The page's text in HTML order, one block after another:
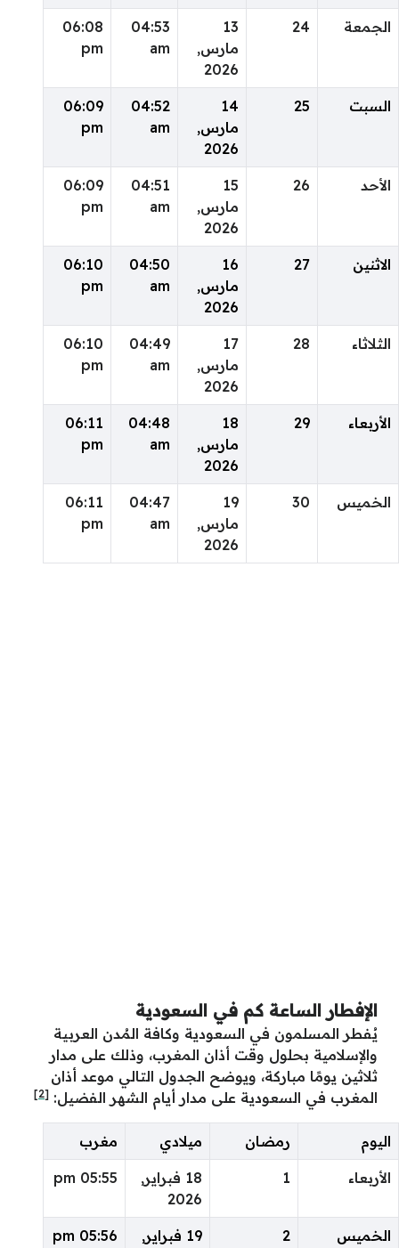
الجمعة 24
13
مارس,
2026
04:53
am
06:08
pm
السبت 25
14
مارس,
2026
04:52
am
06:09
pm
الأحد 26
15
مارس,
2026
04:51
am
06:09
pm
الاثنين 27
16
مارس,
2026
04:50
am
06:10
pm
الثلاثاء 28
17
مارس,
2026
04:49
am
06:10
pm
الأربعاء 29
18
مارس,
2026
04:48
am
06:11
pm
الخميس 30
19
مارس,
2026
04:47
am
06:11
pm
الإفطار الساعة كم في السعودية
يُفطر المسلمون في السعودية وكافة المُدن العربية
والإسلامية بحلول وقت أذان المغرب، وذلك على مدار
ثلاثين يومًا مباركة، ويوضح الجدول التالي موعد أذان
المغرب في السعودية على مدار أيام الشهر الفضيل: [2]
اليوم رمضان ميلادي مغرب
الأربعاء 1
18 فبراير,
2026
05:55 pm
الخميس 2
19 فبراير,
05:56 pm